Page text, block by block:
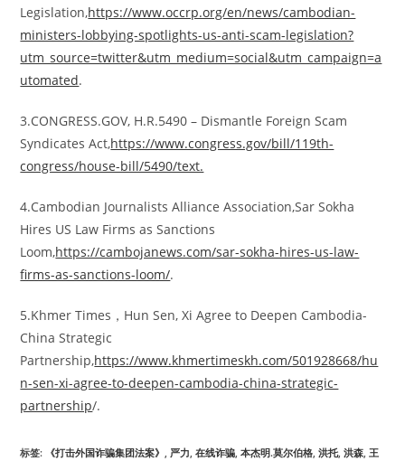
Legislation,https://www.occrp.org/en/news/cambodian-
ministers-lobbying-spotlights-us-anti-scam-legislation?
utm_source=twitter&utm_medium=social&utm_campaign=a
utomated.
3.CONGRESS.GOV, H.R.5490 – Dismantle Foreign Scam
Syndicates Act,https://www.congress.gov/bill/119th-
congress/house-bill/5490/text.
4.Cambodian Journalists Alliance Association,Sar Sokha
Hires US Law Firms as Sanctions
Loom,https://cambojanews.com/sar-sokha-hires-us-law-
firms-as-sanctions-loom/.
5.Khmer Times，Hun Sen, Xi Agree to Deepen Cambodia-
China Strategic
Partnership,https://www.khmertimeskh.com/501928668/hu
n-sen-xi-agree-to-deepen-cambodia-china-strategic-
partnership/.
标签: 《打击外国诈骗集团法案》 严力 在线诈骗 本杰明.莫尔伯格 洪托, 洪森 王